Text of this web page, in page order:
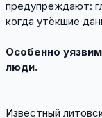
предупреждают:
когда утёкшие
Особенно
люди.
Известный